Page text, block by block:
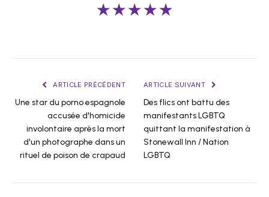
★★★★★
ARTICLE PRÉCÉDENT
Une star du porno espagnole
accusée d'homicide
involontaire après la mort
d'un photographe dans un
rituel de poison de crapaud
ARTICLE SUIVANT
Des flics ont battu des
manifestants LGBTQ
quittant la manifestation à
Stonewall Inn / Nation
LGBTQ